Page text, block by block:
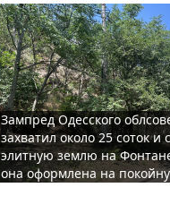
Зампред Одесского
захватил около 25 соток и
элитную землю на
она оформлена на